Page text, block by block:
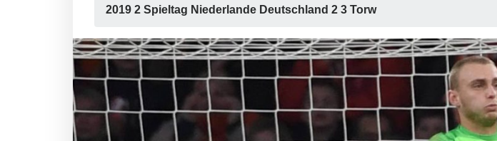
2019 2 Spieltag Niederlande Deutschland 2 3 Torw